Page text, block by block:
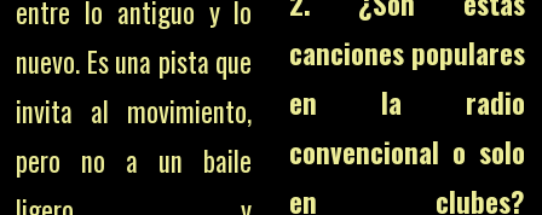
entre lo antiguo y lo
nuevo. Es una pista que
invita al movimiento,
pero no a un baile
canciones populares
en la radio
convencional o solo
en clubes?